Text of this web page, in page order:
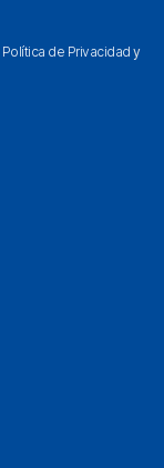
Política de Privacidad y